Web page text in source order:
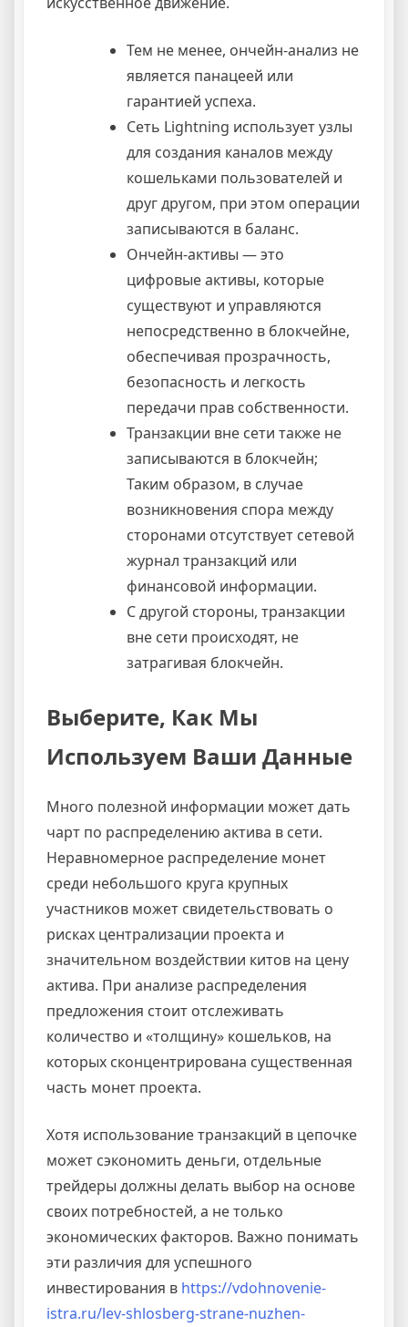
Тем не менее, ончейн-анализ не
является панацеей или
гарантией успеха.
Сеть Lightning использует узлы
для создания каналов между
кошельками пользователей и
друг другом, при этом операции
записываются в баланс.
Ончейн-активы — это
цифровые активы, которые
существуют и управляются
непосредственно в блокчейне,
обеспечивая прозрачность,
безопасность и легкость
передачи прав собственности.
Транзакции вне сети также не
записываются в блокчейн;
Таким образом, в случае
возникновения спора между
сторонами отсутствует сетевой
журнал транзакций или
финансовой информации.
С другой стороны, транзакции
вне сети происходят, не
затрагивая блокчейн.
Выберите, Как Мы
Используем Ваши Данные
Много полезной информации может дать
чарт по распределению актива в сети.
Неравномерное распределение монет
среди небольшого круга крупных
участников может свидетельствовать о
рисках централизации проекта и
значительном воздействии китов на цену
актива. При анализе распределения
предложения стоит отслеживать
количество и «толщину» кошельков, на
которых сконцентрирована существенная
часть монет проекта.
Хотя использование транзакций в цепочке
может сэкономить деньги, отдельные
трейдеры должны делать выбор на основе
своих потребностей, а не только
экономических факторов. Важно понимать
эти различия для успешного
инвестирования в https://vdohnovenie-
istra.ru/lev-shlosberg-strane-nuzhen-